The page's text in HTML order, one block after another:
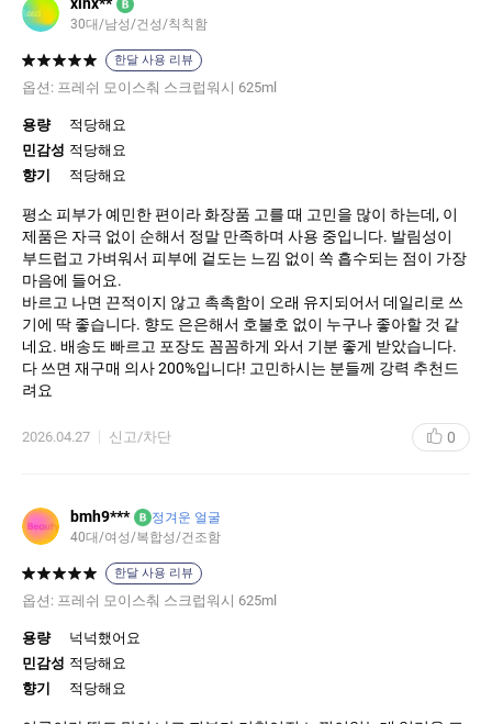
B
30대 남성 건성 칙칙함
한달 사용 리뷰
옵션: 프레쉬 모이스춰 스크럽워시 625ml
용량
적당해요
민감성 적당해요
향기
적당해요
평소 피부가 예민한 편이라 화장품 고를 때 고민을 많이 하는데, 이
제품은 자극 없이 순해서 정말 만족하며 사용 중입니다. 발림성이
부드럽고 가벼워서 피부에 겉도는 느낌 없이 쏙 흡수되는 점이 가장
마음에 들어요.
​바르고 나면 끈적이지 않고 촉촉함이 오래 유지되어서 데일리로 쓰
기에 딱 좋습니다. 향도 은은해서 호불호 없이 누구나 좋아할 것 같
네요. 배송도 빠르고 포장도 꼼꼼하게 와서 기분 좋게 받았습니다.
다 쓰면 재구매 의사 200%입니다! 고민하시는 분들께 강력 추천드
려요
2026.04.27 신고/차단 0
bmh9*** B
정겨운 얼굴
40대 여성 복합성 건조함
한달 사용 리뷰
옵션: 프레쉬 모이스춰 스크럽워시 625ml
용량
넉넉했어요
민감성 적당해요
향기
적당해요